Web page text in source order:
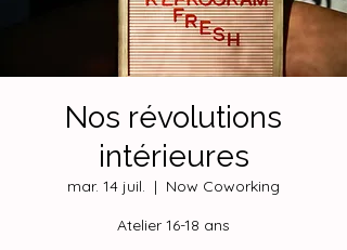
Nos révolutions
intérieures
mar. 14 juil.
  |
Now Coworking
Atelier 16-18 ans